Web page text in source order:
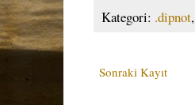
Kategori: .dipnot,
Sonraki Kayıt